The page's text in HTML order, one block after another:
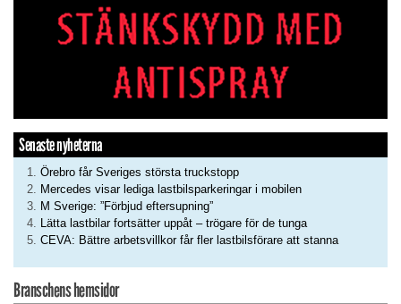
Senaste nyheterna
Örebro får Sveriges största truckstopp
Mercedes visar lediga lastbilsparkeringar i mobilen
M Sverige: ”Förbjud eftersupning”
Lätta lastbilar fortsätter uppåt – trögare för de tunga
CEVA: Bättre arbetsvillkor får fler lastbilsförare att stanna
Branschens hemsidor